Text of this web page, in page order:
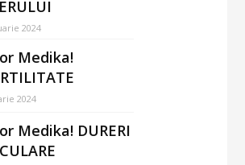
2024
Medika!
2024
Medika! DURERI